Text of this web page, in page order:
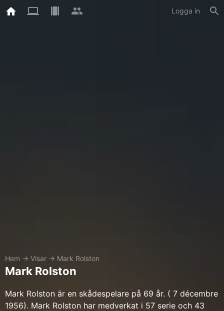
Logga in
Hem → Visar → Mark Rolston
Mark Rolston
Mark Rolston är en skådespelare på 69 år. ( 7 décembre
1956). Mark Rolston har medverkat i 57 serie och 43